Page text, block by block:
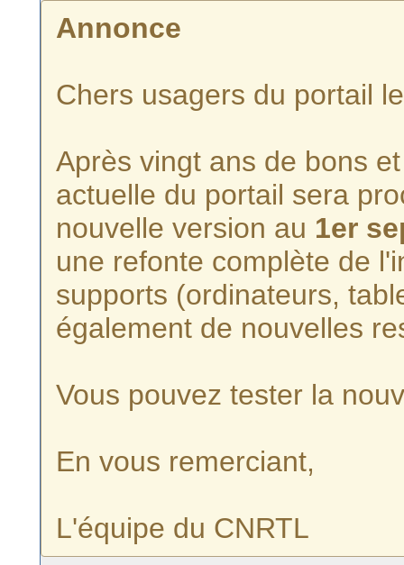
Annonce
Chers usagers du portail
Après vingt ans de bons
actuelle du portail sera
nouvelle version au 1er
une refonte complète de
supports (ordinateurs,
également de nouvelles
Vous pouvez tester la
En vous remerciant,
L'équipe du CNRTL